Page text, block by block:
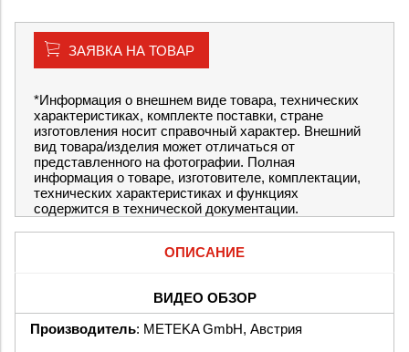
ЗАЯВКА НА ТОВАР
*Информация о внешнем виде товара, технических
характеристиках, комплекте поставки, стране
изготовления носит справочный характер. Внешний
вид товара/изделия может отличаться от
представленного на фотографии. Полная
информация о товаре, изготовителе, комплектации,
технических характеристиках и функциях
содержится в технической документации.
ОПИСАНИЕ
ВИДЕО ОБЗОР
Производитель: METEKA GmbH, Австрия